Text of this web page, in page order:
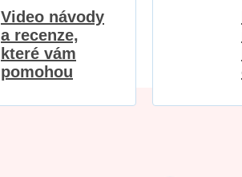
Video návody
a recenze,
které vám
pomohou